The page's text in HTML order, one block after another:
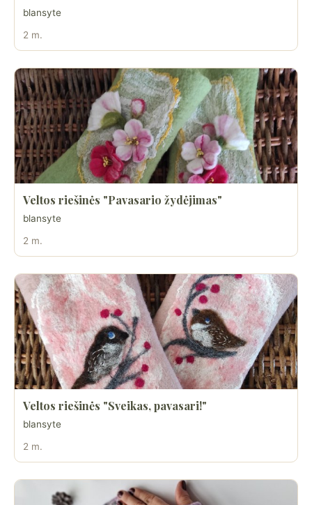
blansyte
2 m.
Veltos riešinės "Pavasario žydėjimas"
blansyte
2 m.
Veltos riešinės "Sveikas, pavasari!"
blansyte
2 m.